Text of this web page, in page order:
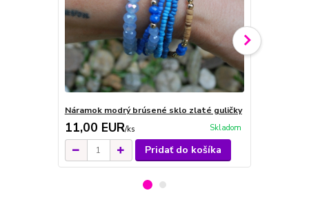
Náramok modrý brúsené sklo zlaté guličky
11,00 EUR/ks Skladom
Pridať do košíka